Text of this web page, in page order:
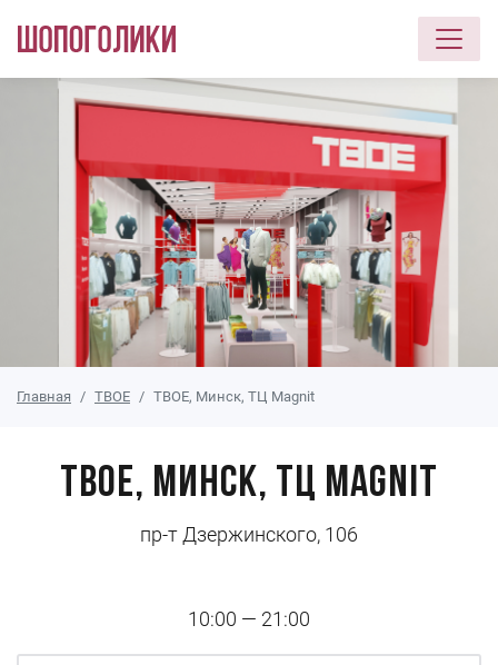
Перейти к основному содержанию
Главная ТВОЕ ТВОЕ, Минск, ТЦ Magnit
ТВОЕ, Минск, ТЦ Magnit
пр-т Дзержинского, 106
10:00 — 21:00